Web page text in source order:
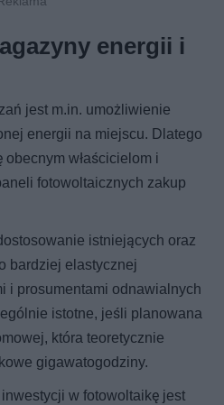
energii i
jest m.in. umożliwienie
energii na miejscu. Dlatego
właścicielom i
fotowoltaicznych zakup
istniejących oraz
bardziej elastycznej
i prosumentami odnawialnych
istotne, jeśli planowana
która teoretycznie
gigawatogodziny.
w fotowoltaikę jest